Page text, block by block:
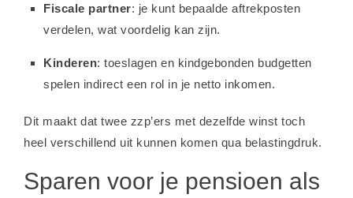
Fiscale partner: je kunt bepaalde aftrekposten
verdelen, wat voordelig kan zijn.
Kinderen: toeslagen en kindgebonden budgetten
spelen indirect een rol in je netto inkomen.
Dit maakt dat twee zzp’ers met dezelfde winst toch
heel verschillend uit kunnen komen qua belastingdruk.
Sparen voor je pensioen als